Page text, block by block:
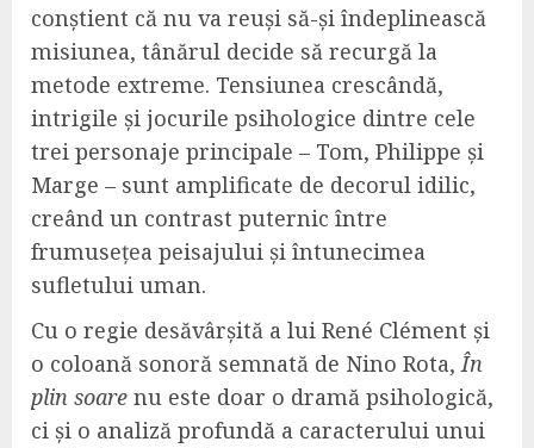
conștient că nu va reuși să-și îndeplinească
misiunea, tânărul decide să recurgă la
metode extreme. Tensiunea crescândă,
intrigile și jocurile psihologice dintre cele
trei personaje principale – Tom, Philippe și
Marge – sunt amplificate de decorul idilic,
creând un contrast puternic între
frumusețea peisajului și întunecimea
sufletului uman.
Cu o regie desăvârșită a lui René Clément și
o coloană sonoră semnată de Nino Rota,În
plin soare nu este doar o dramă psihologică,
ci și o analiză profundă a caracterului unui